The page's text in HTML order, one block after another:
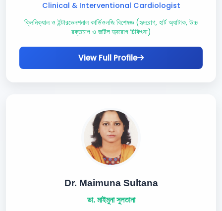
Clinical & Interventional Cardiologist
ক্লিনিক্যাল ও ইন্টারভেনশনাল কার্ডিওলজি বিশেষজ্ঞ (হৃদরোগ, হার্ট অ্যাটাক, উচ্চ
রক্তচাপ ও জটিল হৃদরোগ চিকিৎসা)
View Full Profile
Dr. Maimuna Sultana
ডা. মাইমুনা সুলতানা